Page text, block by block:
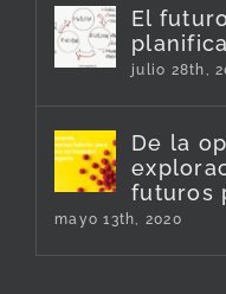
El
julio 28th,
De la
futuros
mayo 13th, 2020